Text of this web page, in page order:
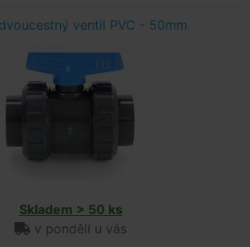
ventil PVC - 50mm
Skladem > 50 ks
v pondělí u vás